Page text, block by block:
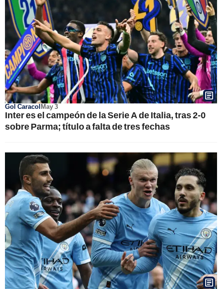
Gol CaracolMay 3
Inter es el campeón de la Serie A de Italia, tras 2-0
sobre Parma; título a falta de tres fechas